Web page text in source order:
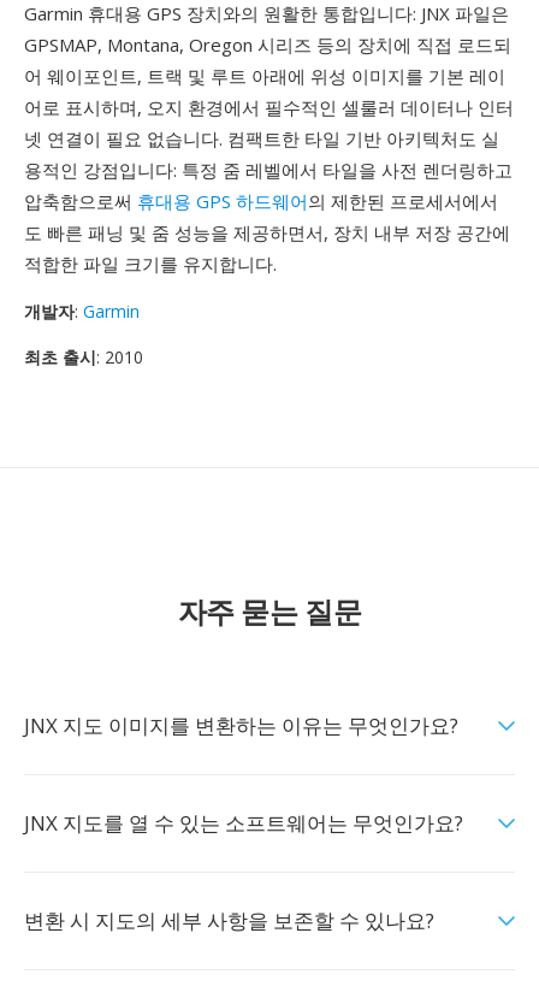
Garmin 휴대용 GPS 장치와의 원활한 통합입니다: JNX 파일은
GPSMAP, Montana, Oregon 시리즈 등의 장치에 직접 로드되
어 웨이포인트, 트랙 및 루트 아래에 위성 이미지를 기본 레이
어로 표시하며, 오지 환경에서 필수적인 셀룰러 데이터나 인터
넷 연결이 필요 없습니다. 컴팩트한 타일 기반 아키텍처도 실
용적인 강점입니다: 특정 줌 레벨에서 타일을 사전 렌더링하고
압축함으로써 휴대용 GPS 하드웨어의 제한된 프로세서에서
도 빠른 패닝 및 줌 성능을 제공하면서, 장치 내부 저장 공간에
적합한 파일 크기를 유지합니다.
개발자: Garmin
최초 출시: 2010
자주 묻는 질문
JNX 지도 이미지를 변환하는 이유는 무엇인가요?
JNX 지도를 열 수 있는 소프트웨어는 무엇인가요?
변환 시 지도의 세부 사항을 보존할 수 있나요?